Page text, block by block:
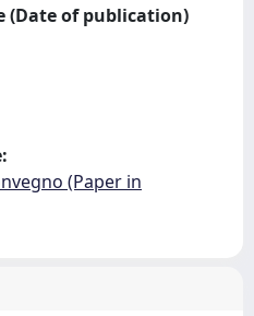
(Date of publication)
(Paper in